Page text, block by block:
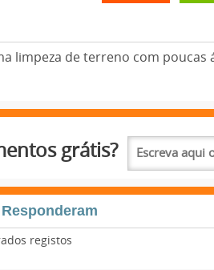
limpeza de terreno com
grátis?
registos